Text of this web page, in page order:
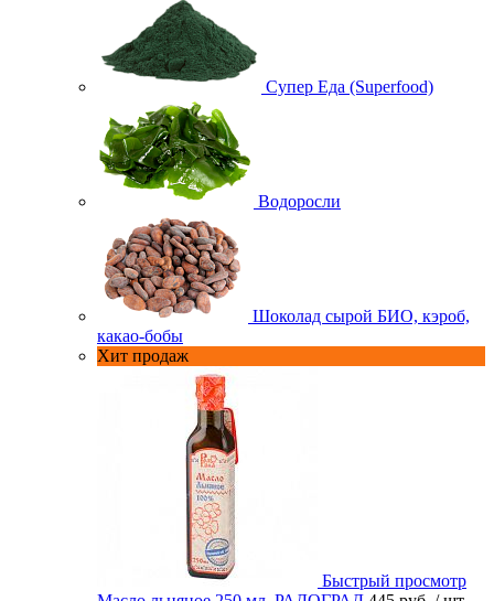
Супер Еда (Superfood)
Водоросли
Шоколад сырой БИО, кэроб,
какао-бобы
Хит продаж
Быстрый просмотр